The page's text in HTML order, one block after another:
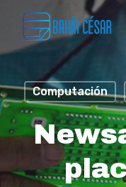
main
content
Computación